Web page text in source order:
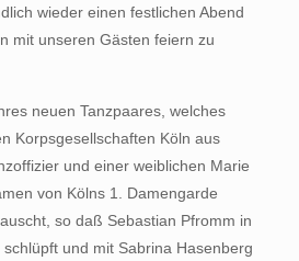
wieder einen festlichen Abend
mit unseren Gästen feiern zu
neuen Tanzpaares, welches
Korpsgesellschaften Köln aus
und einer weiblichen Marie
von Kölns 1. Damengarde
so daß Sebastian Pfromm in
und mit Sabrina Hasenberg